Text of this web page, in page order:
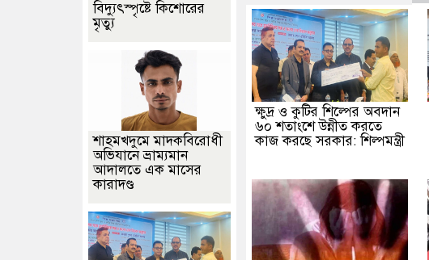
ক্ষুদ্র ও কুটির শিল্পের অবদান
৬০ শতাংশে উন্নীত করতে
কাজ করছে সরকার: শিল্পমন্ত্রী
বিদ্যুৎস্পৃষ্টে কিশোরের
মৃত্যু
শাহমখদুমে মাদকবিরোধী
অভিযানে ভ্রাম্যমান
আদালতে এক মাসের
কারাদণ্ড